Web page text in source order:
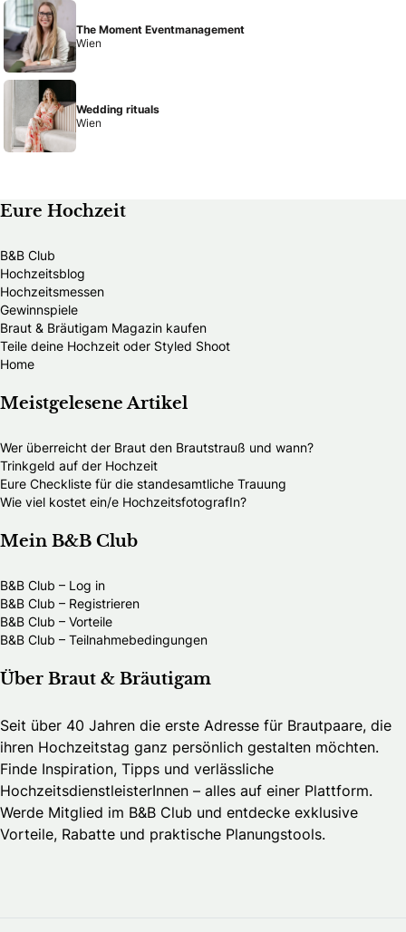
The Moment Eventmanagement
Wien
Wedding rituals
Wien
Eure Hochzeit
B&B Club
Hochzeitsblog
Hochzeitsmessen
Gewinnspiele
Braut & Bräutigam Magazin kaufen
Teile deine Hochzeit oder Styled Shoot
Home
Meistgelesene Artikel
Wer überreicht der Braut den Brautstrauß und wann?
Trinkgeld auf der Hochzeit
Eure Checkliste für die standesamtliche Trauung
Wie viel kostet ein/e HochzeitsfotografIn?
Mein B&B Club
B&B Club – Log in
B&B Club – Registrieren
B&B Club – Vorteile
B&B Club – Teilnahmebedingungen
Über Braut & Bräutigam
Seit über 40 Jahren die erste Adresse für Brautpaare, die
ihren Hochzeitstag ganz persönlich gestalten möchten.
Finde Inspiration, Tipps und verlässliche
HochzeitsdienstleisterInnen – alles auf einer Plattform.
Werde Mitglied im B&B Club und entdecke exklusive
Vorteile, Rabatte und praktische Planungstools.